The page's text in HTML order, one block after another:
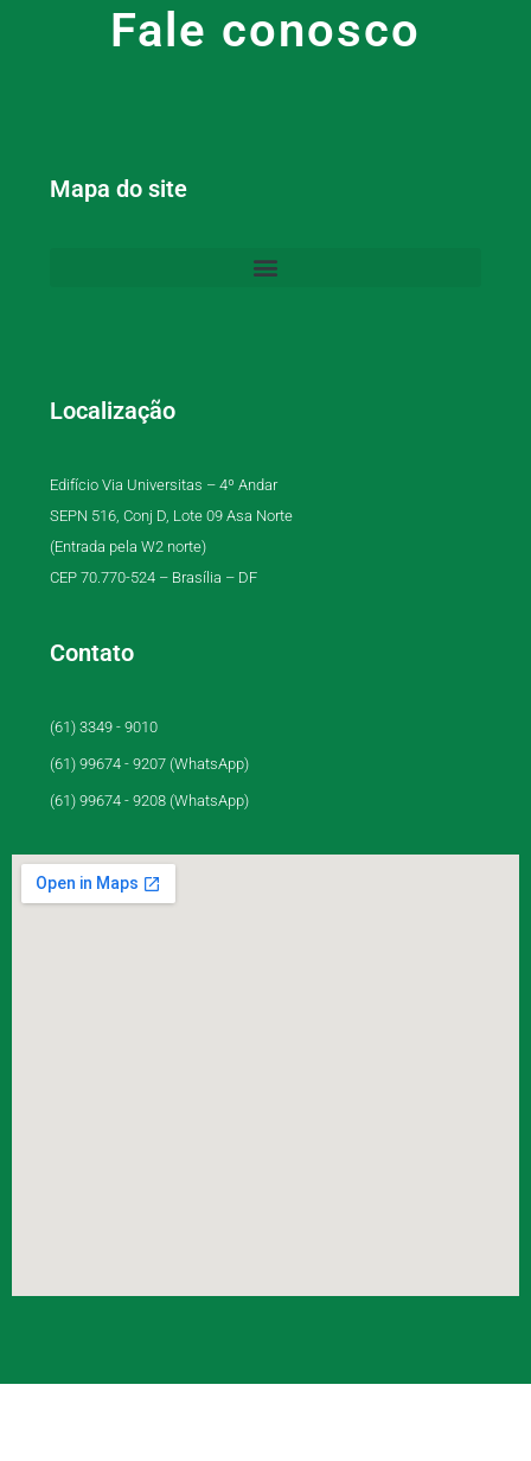
Fale conosco
Mapa do site
Localização
Edifício Via Universitas – 4º Andar
SEPN 516, Conj D, Lote 09 Asa Norte
(Entrada pela W2 norte)
CEP 70.770-524 – Brasília – DF
Contato
(61) 3349 - 9010
(61) 99674 - 9207 (WhatsApp)
(61) 99674 - 9208 (WhatsApp)